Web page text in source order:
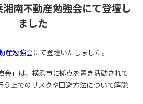
南不動産勉強会にて登壇し
ました
産勉強会にて登壇いたしました。
会」は、横浜市に拠点を置き活動されて
う上でのリスクや回避方法について解説